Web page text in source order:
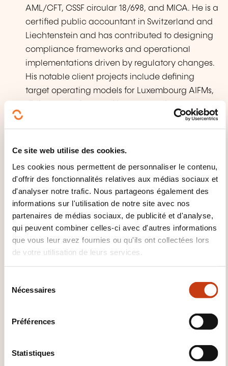
Ce site web utilise des cookies.
Les cookies nous permettent de personnaliser le contenu,
d'offrir des fonctionnalités relatives aux médias sociaux et
d'analyser notre trafic. Nous partageons également des
informations sur l'utilisation de notre site avec nos
partenaires de médias sociaux, de publicité et d'analyse,
qui peuvent combiner celles-ci avec d'autres informations
que vous leur avez fournies ou qu'ils ont collectées lors
de votre utilisation de leurs services.
Nécessaires
Préférences
Statistiques
AML/CFT, CSSF circular 18/698, and MICA. He is a
certified public accountant in Switzerland and
Liechtenstein and has contributed to designing
compliance frameworks and operational
implementations driven by regulatory changes.
His notable client projects include defining
target operating models for Luxembourg AIFMs,
ESG/sustainability process design, supported by
his involvement in training and regulatory
l’organisme de formation
?
PwC Academy